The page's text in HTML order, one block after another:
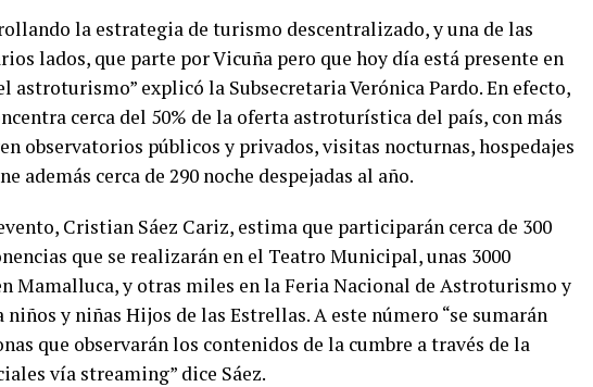
la estrategia de turismo descentralizado, y una de las
lados, que parte por Vicuña pero que hoy día está presente en
astroturismo” explicó la Subsecretaria Verónica Pardo. En efecto,
cerca del 50% de la oferta astroturística del país, con más
observatorios públicos y privados, visitas nocturnas, hospedajes
además cerca de 290 noche despejadas al año.
Cristian Sáez Cariz, estima que participarán cerca de 300
que se realizarán en el Teatro Municipal, unas 3000
Mamalluca, y otras miles en la Feria Nacional de Astroturismo y
y niñas Hijos de las Estrellas. A este número “se sumarán
que observarán los contenidos de la cumbre a través de la
vía streaming” dice Sáez.